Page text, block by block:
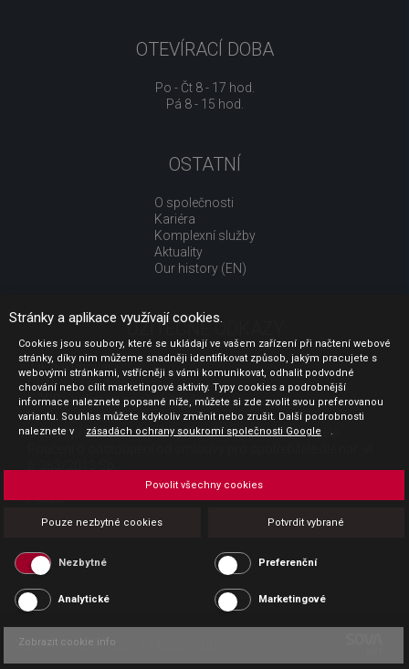
OTEVÍRACÍ DOBA
Po - Čt 8 - 17 hod.
Pá 8 - 15 hod.
OSTATNÍ
O společnosti
Kariéra
Komplexní služby
Aktuality
Our history (EN)
UŽITEČNÉ ODKAZY
Jak nakupovat
Obchodní podmínky
GDPR - ochrana osobních údajů
Profil zadavatele
Sdělení před uzavřením kupní smlouvy pro spotřebitele
Platba
Povinná publicita
Copyright CESK 2026 |
Stránky a aplikace využívají cookies.
Cookies jsou soubory, které se ukládají ve vašem zařízení při načtení webové
stránky, díky nim můžeme snadněji identifikovat způsob, jakým pracujete s
webovými stránkami, vstřícněji s vámi komunikovat, odhalit podvodné
chování nebo cílit marketingové aktivity. Typy cookies a podrobnější
informace naleznete popsané níže, můžete si zde zvolit svou preferovanou
variantu. Souhlas můžete kdykoliv změnit nebo zrušit. Další podrobnosti
naleznete v
zásadách ochrany soukromí společnosti Google .
Pouze nezbytné cookies Potvrdit vybrané
Povolit všechny cookies
Nezbytné Preferenční
Analytické Marketingové
Zobrazit cookie info